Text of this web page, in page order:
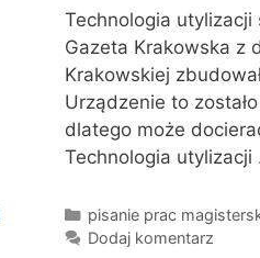
Technologia utylizacji
Gazeta Krakowska z
Krakowskiej
Urządzenie to
dlatego może
Technologia
Kategorie
pisanie prac
Dodaj komentarz